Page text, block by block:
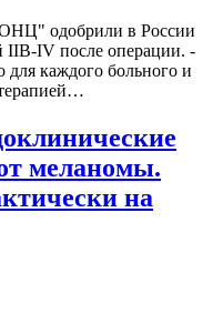
одобрили в России
IIB-IV после операции. -
для каждого больного и
меланомы.
на